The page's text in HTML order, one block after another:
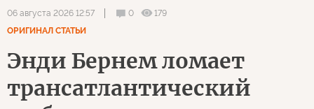
06 августа 2026 12:57 0
179
ОРИГИНАЛ СТАТЬИ
Энди Бернем ломает
трансатлантический